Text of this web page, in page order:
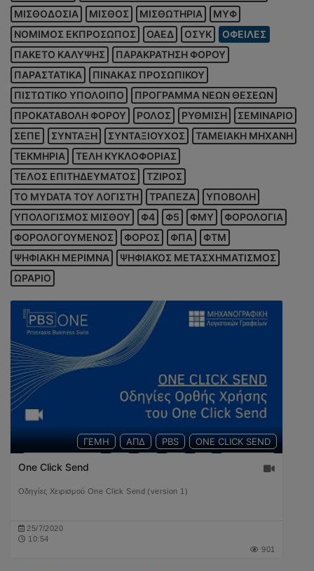
ΜΙΣΘΟΔΟΣΙΑ
ΜΙΣΘΟΣ ΜΙΣΘΩΤΗΡΙΑ
ΜΥΦ
ΝΟΜΙΜΟΣ ΕΚΠΡΟΣΩΠΟΣ
ΟΑΕΔ ΟΣΥΚ
ΟΦΕΙΛΕΣ
ΠΑΚΕΤΟ ΚΑΛΥΨΗΣ
ΠΑΡΑΚΡΑΤΗΣΗ ΦΟΡΟΥ
ΠΑΡΑΣΤΑΤΙΚΑ
ΠΙΝΑΚΑΣ ΠΡΟΣΩΠΙΚΟΥ
ΠΙΣΤΩΤΙΚΟ ΥΠΟΛΟΙΠΟ
ΠΡΟΓΡΑΜΜΑ ΝΕΩΝ ΘΕΣΕΩΝ
ΠΡΟΚΑΤΑΒΟΛΗ ΦΟΡΟΥ
ΡΟΛΟΣ ΡΥΘΜΙΣΗ
ΣΕΜΙΝΑΡΙΟ
ΣΕΠΕ
ΣΥΝΤΑΞΗ ΣΥΝΤΑΞΙΟΥΧΟΣ
ΤΑΜΕΙΑΚΗ ΜΗΧΑΝΗ
ΤΕΚΜΗΡΙΑ
ΤΕΛΗ ΚΥΚΛΟΦΟΡΙΑΣ
ΤΕΛΟΣ ΕΠΙΤΗΔΕΥΜΑΤΟΣ
ΤΖΙΡΟΣ
ΤΟ MYDATA ΤΟΥ ΛΟΓΙΣΤΗ
ΤΡΑΠΕΖΑ
ΥΠΟΒΟΛΗ
ΥΠΟΛΟΓΙΣΜΟΣ ΜΙΣΘΟΥ
Φ4 Φ5 ΦΜΥ
ΦΟΡΟΛΟΓΙΑ
ΦΟΡΟΛΟΓΟΥΜΕΝΟΣ
ΦΟΡΟΣ ΦΠΑ
ΦΤΜ
ΨΗΦΙΑΚΗ ΜΕΡΙΜΝΑ
ΨΗΦΙΑΚΟΣ ΜΕΤΑΣΧΗΜΑΤΙΣΜΟΣ
ΩΡΑΡΙΟ
ONE CLICK SEND
PBS
ΑΠΔ
ΓΕΜΗ
ΕΚΚΑΘΑΡΙΣΤΙΚΟ
ΤΕΛΗ ΚΥΚΛΟΦΟΡΙΑΣ
One Click Send
Οδηγίες Χειρισμού One Click Send (version 1)
25/7/2020
10:54
901